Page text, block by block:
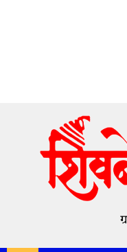
content